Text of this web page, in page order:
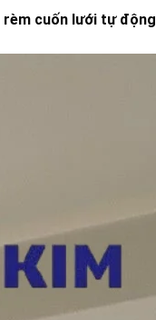
rèm cuốn lưới tự động